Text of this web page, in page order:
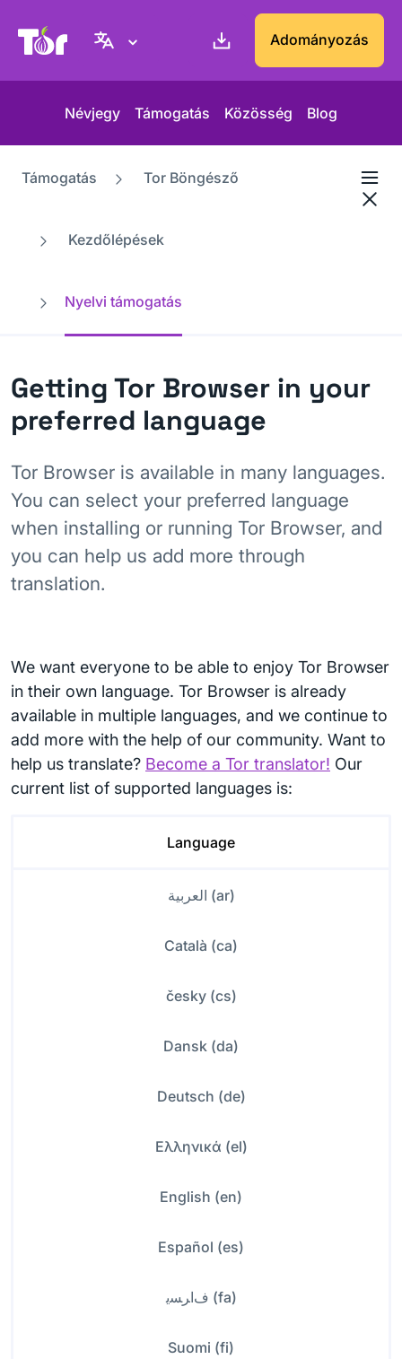
Tor Projekt weboldal Adományozás
Névjegy Támogatás Közösség Blog
Támogatás Tor Böngésző
Kezdőlépések
Nyelvi támogatás
Getting Tor Browser in your
preferred language
Tor Browser is available in many languages.
You can select your preferred language
when installing or running Tor Browser, and
you can help us add more through
translation.
We want everyone to be able to enjoy Tor Browser
in their own language. Tor Browser is already
available in multiple languages, and we continue to
add more with the help of our community. Want to
help us translate? Become a Tor translator! Our
current list of supported languages is:
Language
العربية (ar)
Català (ca)
česky (cs)
Dansk (da)
Deutsch (de)
Ελληνικά (el)
English (en)
Español (es)
ﻑﺍﺮﺴﯾ (fa)
Suomi (fi)